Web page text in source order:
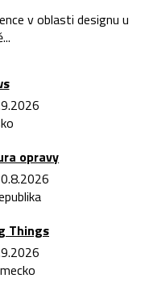
v oblasti designu u
opravy
Things